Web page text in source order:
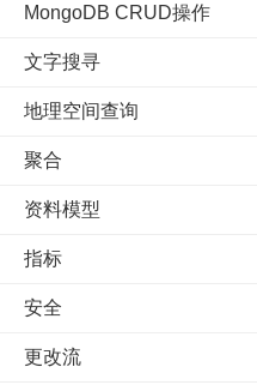
MongoDB CRUD操作
文字搜寻
地理空间查询
聚合
资料模型
指标
安全
更改流